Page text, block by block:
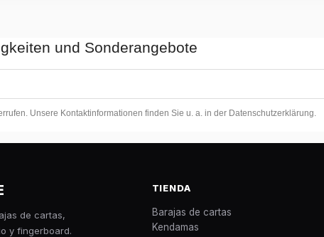
und Sonderangebote
Unsere Kontaktinformationen finden Sie u. a. in der Datenschutzerklärung.
de cartas,
y fingerboard.
TIENDA
Barajas de cartas
Kendamas